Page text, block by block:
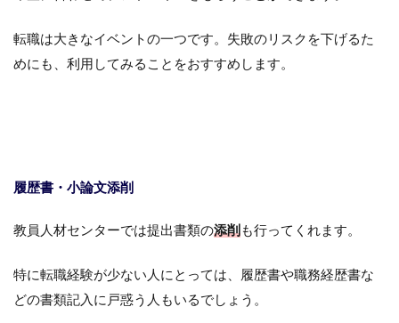
転職は大きなイベントの一つです。失敗のリスクを下げるた
めにも、利用してみることをおすすめします。
履歴書・小論文添削
教員人材センターでは提出書類の添削も行ってくれます。
特に転職経験が少ない人にとっては、履歴書や職務経歴書な
どの書類記入に戸惑う人もいるでしょう。